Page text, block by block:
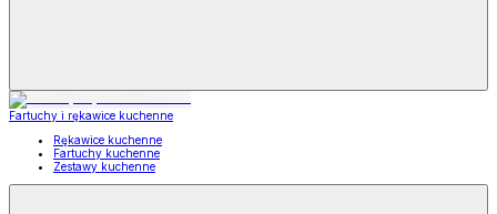
Fartuchy i rękawice kuchenne
Rękawice kuchenne
Fartuchy kuchenne
Zestawy kuchenne